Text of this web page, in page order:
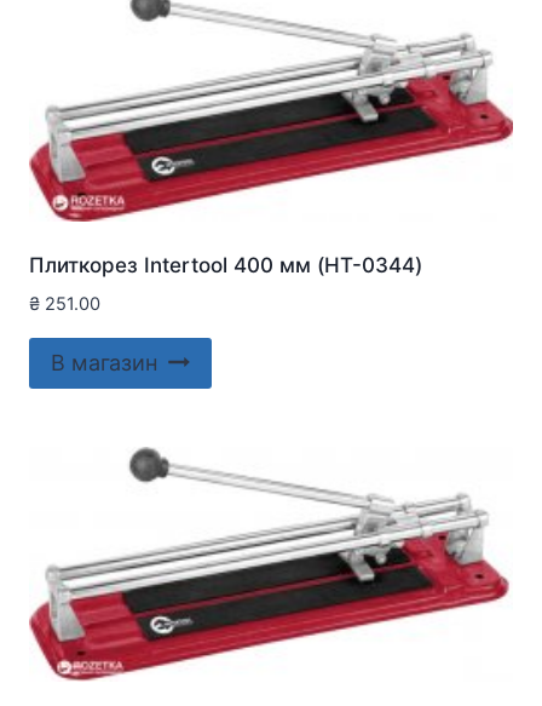
Плиткорез Intertool 400 мм (HT-0344)
₴ 251.00
В магазин